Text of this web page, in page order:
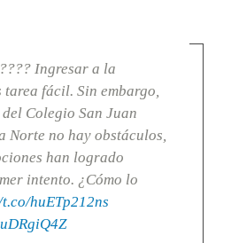
???? Ingresar a la
tarea fácil. Sin embargo,
Colegio San Juan
Norte no hay obstáculos,
han logrado
intento. ¿Cómo lo
huETp212ns